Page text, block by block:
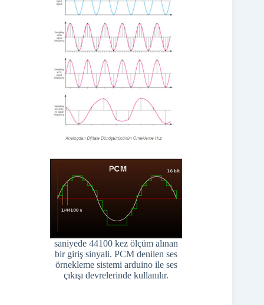
saniyede 44100 kez ölçüm alınan
bir giriş sinyali. PCM denilen ses
örnekleme sistemi arduino ile ses
çıkışı devrelerinde kullanılır.